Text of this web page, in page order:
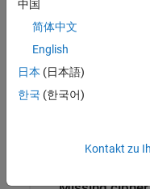
Context
operation
Incompatible
operation
Inconsistent
中国
简体中文
English
日本 (日本語)
한국 (한국어)
Kontakt zu